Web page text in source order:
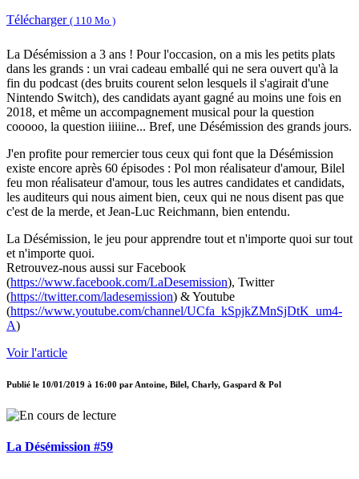
Télécharger ( 110 Mo )
La Désémission a 3 ans ! Pour l'occasion, on a mis les petits plats
dans les grands : un vrai cadeau emballé qui ne sera ouvert qu'à la
fin du podcast (des bruits courent selon lesquels il s'agirait d'une
Nintendo Switch), des candidats ayant gagné au moins une fois en
2018, et même un accompagnement musical pour la question
cooooo, la question iiiiine... Bref, une Désémission des grands jours.
J'en profite pour remercier tous ceux qui font que la Désémission
existe encore après 60 épisodes : Pol mon réalisateur d'amour, Bilel
feu mon réalisateur d'amour, tous les autres candidates et candidats,
les auditeurs qui nous aiment bien, ceux qui ne nous disent pas que
c'est de la merde, et Jean-Luc Reichmann, bien entendu.
La Désémission, le jeu pour apprendre tout et n'importe quoi sur tout
et n'importe quoi.
Retrouvez-nous aussi sur Facebook
(https://www.facebook.com/LaDesemission), Twitter
(https://twitter.com/ladesemission) & Youtube
(https://www.youtube.com/channel/UCfa_kSpjkZMnSjDtK_um4-
A)
Voir l'article
Publié le 10/01/2019 à 16:00 par Antoine, Bilel, Charly, Gaspard & Pol
La Désémission #59